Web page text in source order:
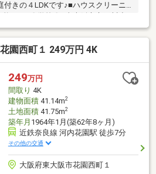
付きの４LDKです♪■ハウスクリーニ
玉川中学校：徒歩6分◆周辺施設◆ス
コンビニ：セブンイレブン東大阪岩
ーンのご相談は当社へ！頭金０円
ランの作成も致します♪ご興味ある
ご内覧もしていただけます！お気軽
園西町１ 249万円 4K
249万円
間取り 4K
建物面積41.14m2
土地面積41.75m2
築年月 1964年1月(築62年8ヶ月)
近鉄奈良線 河内花園駅 徒歩7分
その他の交通
大阪府東大阪市花園西町１